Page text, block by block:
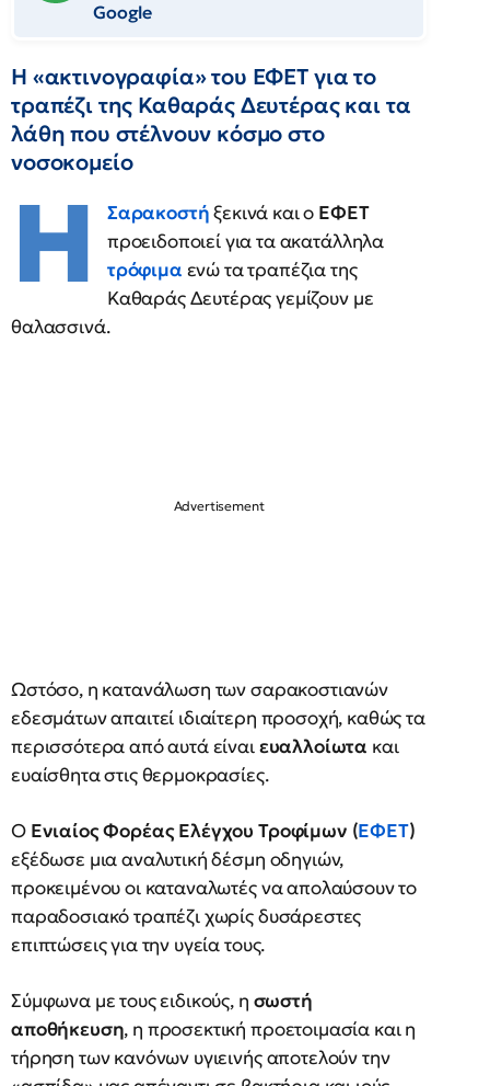
Google
Η «ακτινογραφία» του ΕΦΕΤ για το
τραπέζι της Καθαράς Δευτέρας και τα
λάθη που στέλνουν κόσμο στο
νοσοκομείο
Η Σαρακοστήξεκινά και ο ΕΦΕΤ
προειδοποιεί για τα ακατάλληλα
τρόφιμα ενώ τα τραπέζια της
Καθαράς Δευτέρας γεμίζουν με
θαλασσινά.
Ωστόσο, η κατανάλωση των σαρακοστιανών
εδεσμάτων απαιτεί ιδιαίτερη προσοχή, καθώς τα
περισσότερα από αυτά είναιευαλλοίωτα και
ευαίσθητα στις θερμοκρασίες.
Ο Ενιαίος Φορέας Ελέγχου Τροφίμων (ΕΦΕΤ)
εξέδωσε μια αναλυτική δέσμη οδηγιών,
προκειμένου οι καταναλωτές να απολαύσουν το
παραδοσιακό τραπέζι χωρίς δυσάρεστες
επιπτώσεις για την υγεία τους.
Σύμφωνα με τους ειδικούς, η σωστή
αποθήκευση, η προσεκτική προετοιμασία και η
τήρηση των κανόνων υγιεινής αποτελούν την